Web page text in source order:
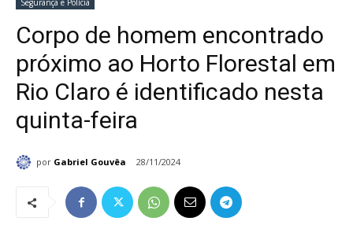
Segurança e Polícia
Corpo de homem encontrado
próximo ao Horto Florestal em
Rio Claro é identificado nesta
quinta-feira
por Gabriel Gouvêa 28/11/2024